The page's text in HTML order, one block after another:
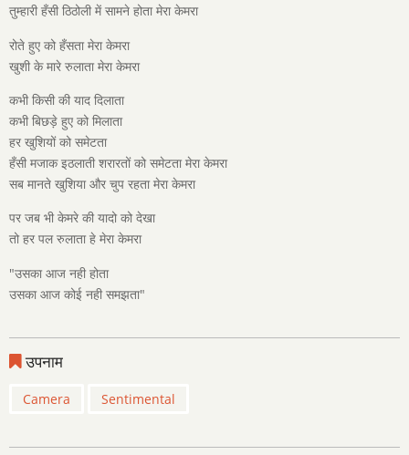
तुम्हारी हँसी ठिठोली में सामने होता मेरा केमरा
रोते हुए को हँसता मेरा केमरा
खुशी के मारे रुलाता मेरा केमरा
कभी किसी की याद दिलाता
कभी बिछड़े हुए को मिलाता
हर खुशियों को समेटता
हँसी मजाक इठलाती शरारतों को समेटता मेरा केमरा
सब मानते खुशिया और चुप रहता मेरा केमरा
पर जब भी केमरे की यादो को देखा
तो हर पल रुलाता हे मेरा केमरा
"उसका आज नही होता
उसका आज कोई नही समझता"
उपनाम
Camera Sentimental